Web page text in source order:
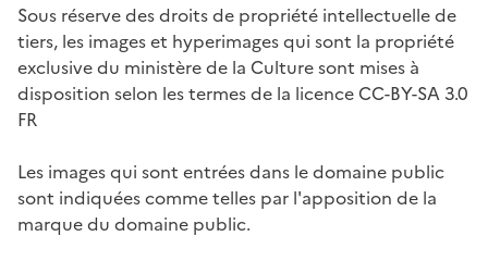
Sous réserve des droits de propriété intellectuelle de
tiers, les images et hyperimages qui sont la propriété
exclusive du ministère de la Culture sont mises à
disposition selon les termes de la licence CC-BY-SA 3.0
FR
Les images qui sont entrées dans le domaine public
sont indiquées comme telles par l'apposition de la
marque du domaine public.